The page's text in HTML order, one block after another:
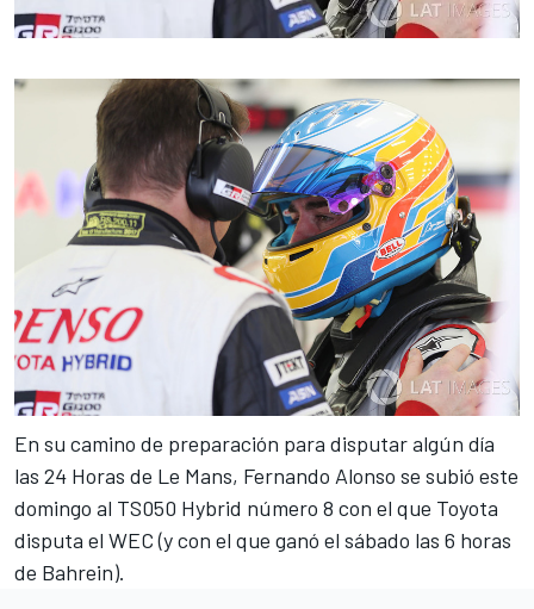
En su camino de preparación para disputar algún día
las 24 Horas de Le Mans, Fernando Alonso se subió este
domingo al TS050 Hybrid número 8 con el que Toyota
disputa el WEC (y con el que ganó el sábado las 6 horas
de Bahrein).